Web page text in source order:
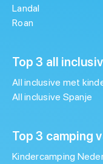
Landal
Roan
Top 3 all
All inclusive met
All inclusive Spanje
Top 3 camping
Kindercamping